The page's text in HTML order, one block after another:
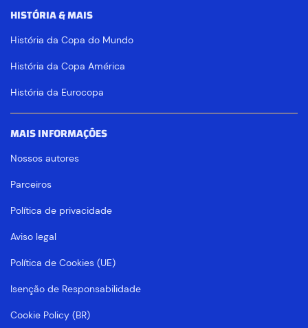
HISTÓRIA & MAIS
História da Copa do Mundo
História da Copa América
História da Eurocopa
MAIS INFORMAÇÕES
Nossos autores
Parceiros
Política de privacidade
Aviso legal
Política de Cookies (UE)
Isenção de Responsabilidade
Cookie Policy (BR)